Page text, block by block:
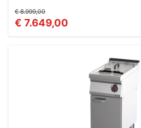
€ 8.999,00
€ 7.649,00